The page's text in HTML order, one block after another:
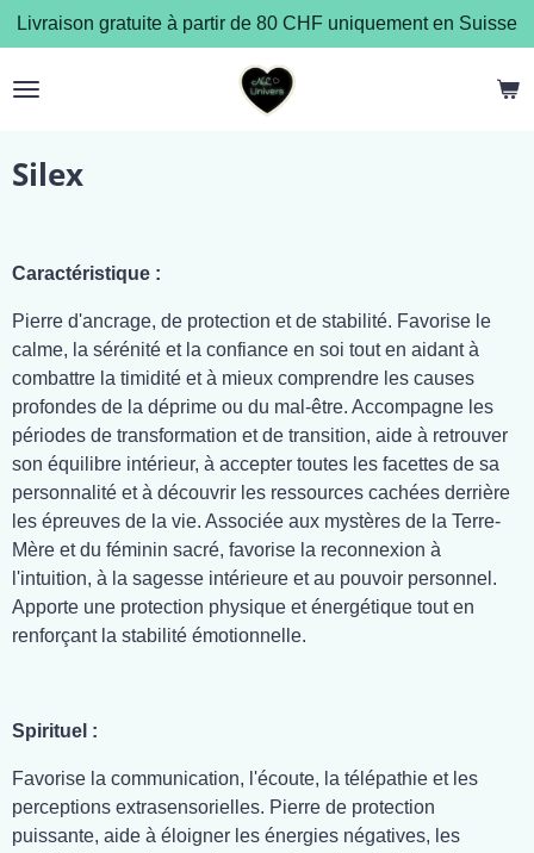
Passer
au
contenu
Livraison gratuite à partir de 80 CHF uniquement en Suisse
Silex
Caractéristique :
Pierre d'ancrage, de protection et de stabilité. Favorise le
calme, la sérénité et la confiance en soi tout en aidant à
combattre la timidité et à mieux comprendre les causes
profondes de la déprime ou du mal-être. Accompagne les
périodes de transformation et de transition, aide à retrouver
son équilibre intérieur, à accepter toutes les facettes de sa
personnalité et à découvrir les ressources cachées derrière
les épreuves de la vie. Associée aux mystères de la Terre-
Mère et du féminin sacré, favorise la reconnexion à
l'intuition, à la sagesse intérieure et au pouvoir personnel.
Apporte une protection physique et énergétique tout en
renforçant la stabilité émotionnelle.
Spirituel :
Favorise la communication, l'écoute, la télépathie et les
perceptions extrasensorielles. Pierre de protection
puissante, aide à éloigner les énergies négatives, les